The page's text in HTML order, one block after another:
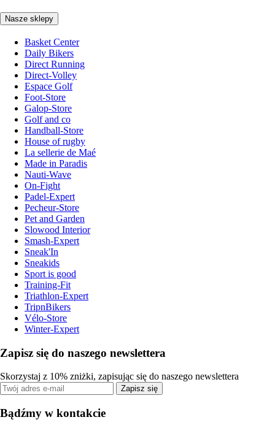
Nasze sklepy
Basket Center
Daily Bikers
Direct Running
Direct-Volley
Espace Golf
Foot-Store
Galop-Store
Golf and co
Handball-Store
House of rugby
La sellerie de Maé
Made in Paradis
Nauti-Wave
On-Fight
Padel-Expert
Pecheur-Store
Pet and Garden
Slowood Interior
Smash-Expert
Sneak'In
Sneakids
Sport is good
Training-Fit
Triathlon-Expert
TripnBikers
Vélo-Store
Winter-Expert
Zapisz się do naszego newslettera
Skorzystaj z 10% zniżki, zapisując się do naszego newslettera
Zapisz się
Bądźmy w kontakcie